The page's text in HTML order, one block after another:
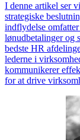
I denne artikel ser
strategiske
indflydelse
lønudbetalinger og
bedste HR
lederne i
kommunikerer
for at drive